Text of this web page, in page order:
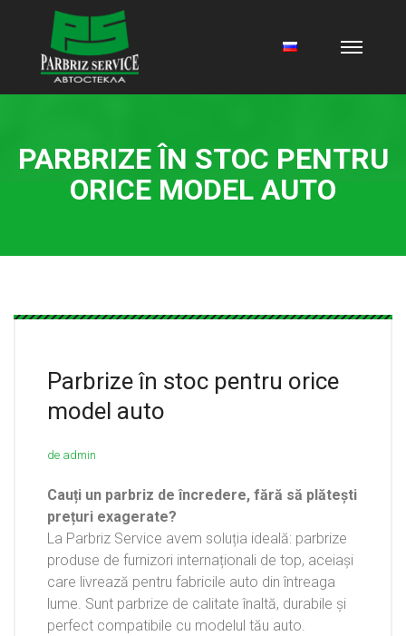
PARBRIZE ÎN STOC PENTRU
ORICE MODEL AUTO
Parbrize în stoc pentru orice
model auto
de admin
Cauți un parbriz de încredere, fără să plătești
prețuri exagerate?
La Parbriz Service avem soluția ideală: parbrize
produse de furnizori internaționali de top, aceiași
care livrează pentru fabricile auto din întreaga
lume. Sunt parbrize de calitate înaltă, durabile și
perfect compatibile cu modelul tău auto.